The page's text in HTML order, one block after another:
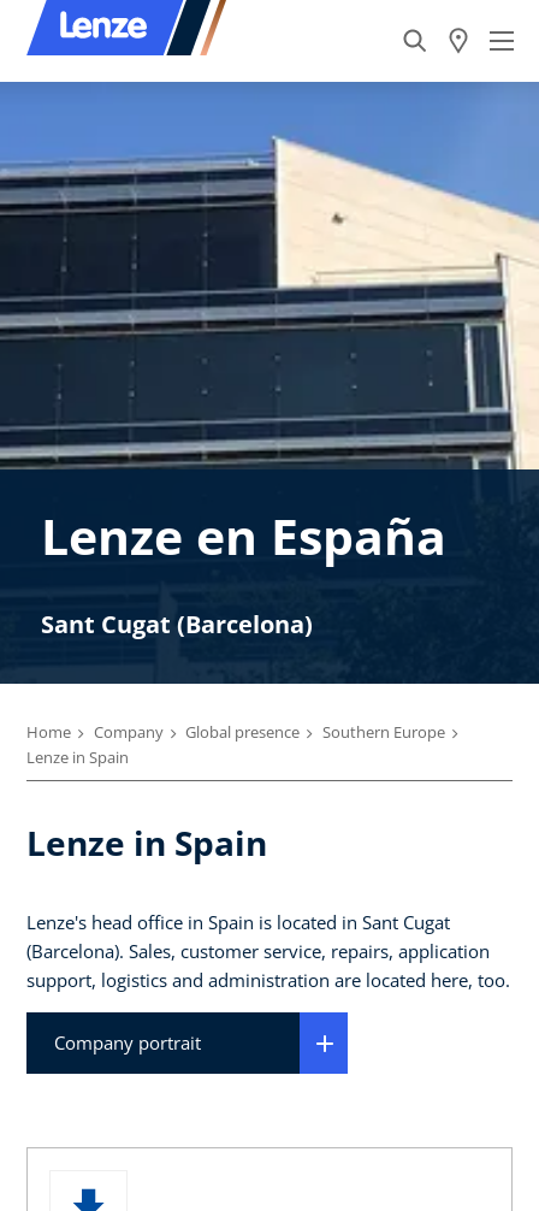
Lenze en España
Sant Cugat (Barcelona)
Home Company Global presence
Southern Europe
Lenze in Spain
Lenze in Spain
Lenze's head office in Spain is located in Sant Cugat
(Barcelona). Sales, customer service, repairs, application
support, logistics and administration are located here, too.
Company portrait